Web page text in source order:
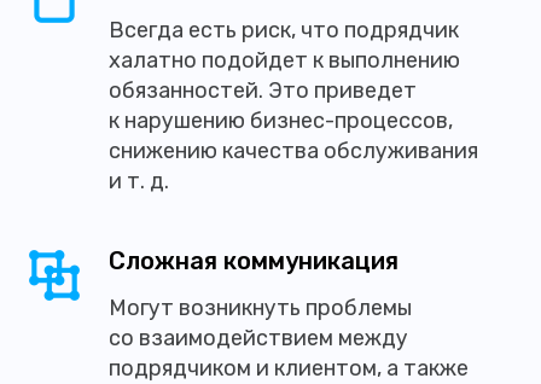
Всегда есть риск, что подрядчик
халатно подойдет к выполнению
обязанностей. Это приведет
к нарушению бизнес-процессов,
снижению качества обслуживания
и т. д.
Сложная коммуникация
Могут возникнуть проблемы
со взаимодействием между
подрядчиком и клиентом, а также